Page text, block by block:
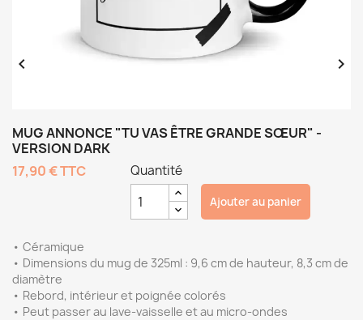
 
MUG ANNONCE "TU VAS ÊTRE GRANDE SŒUR" -
VERSION DARK
17,90 €TTC
• Céramique
• Dimensions du mug de 325ml : 9,6 cm de hauteur, 8,3 cm de
diamètre
• Rebord, intérieur et poignée colorés
• Peut passer au lave-vaisselle et au micro-ondes
Quantité
Ajouter au panier